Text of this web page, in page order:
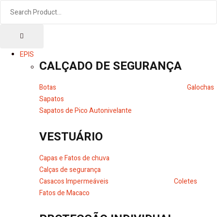
EPIS
CALÇADO DE SEGURANÇA
Botas
Galochas
Sapatos
Sapatos de Pico Autonivelante
VESTUÁRIO
Capas e Fatos de chuva
Calças de segurança
Casacos Impermeáveis
Coletes
Fatos de Macaco